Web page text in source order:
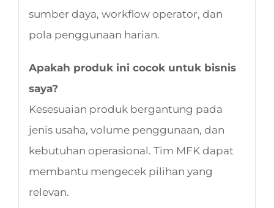
sumber daya, workflow operator, dan
pola penggunaan harian.
Apakah produk ini cocok untuk bisnis
saya?
Kesesuaian produk bergantung pada
jenis usaha, volume penggunaan, dan
kebutuhan operasional. Tim MFK dapat
membantu mengecek pilihan yang
relevan.